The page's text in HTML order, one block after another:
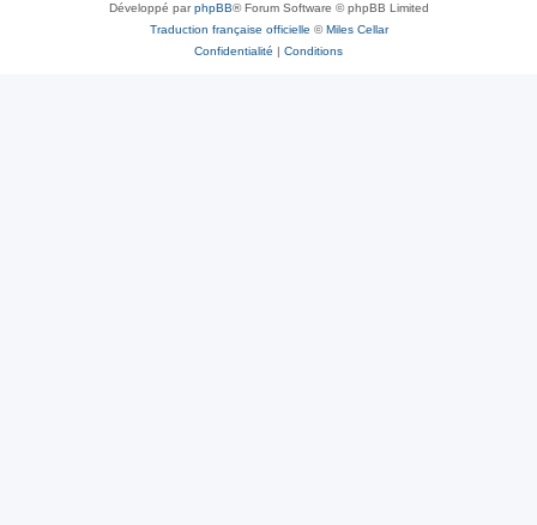
Développé parphpBB® Forum Software © phpBB Limited
Traduction française officielle ©Miles Cellar
Confidentialité | Conditions